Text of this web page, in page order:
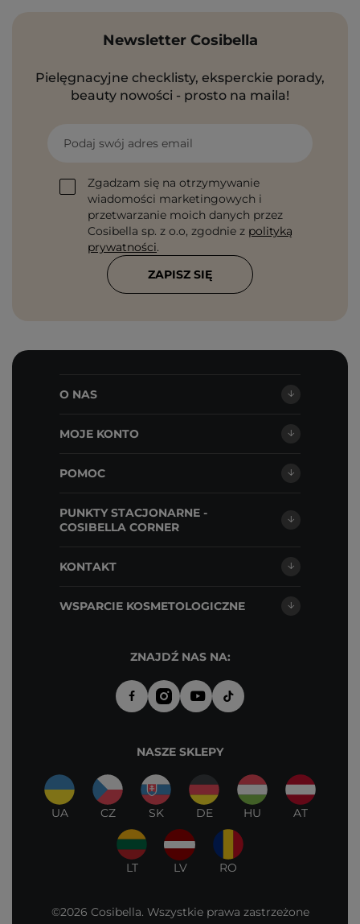
Newsletter Cosibella
Pielęgnacyjne checklisty, eksperckie porady,
beauty nowości - prosto na maila!
Podaj swój adres email
Zgadzam się na otrzymywanie
wiadomości marketingowych i
przetwarzanie moich danych przez
Cosibella sp. z o.o, zgodnie z polityką
prywatności.
ZAPISZ SIĘ
O NAS
MOJE KONTO
POMOC
PUNKTY STACJONARNE -
COSIBELLA CORNER
KONTAKT
WSPARCIE KOSMETOLOGICZNE
ZNAJDŹ NAS NA:
NASZE SKLEPY
UA CZ SK DE HU AT
LT LV RO
©2026 Cosibella. Wszystkie prawa zastrzeżone